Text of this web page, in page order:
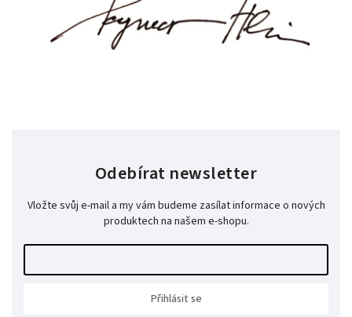
Odebírat newsletter
Vložte svůj e-mail a my vám budeme zasílat informace o nových
produktech na našem e-shopu.
Přihlásit se